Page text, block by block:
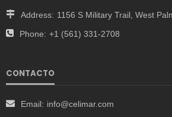
Address: 1156 S Military Trail, West
Phone: +1 (561) 331-2708
CONTACTO
Email: info@celimar.com